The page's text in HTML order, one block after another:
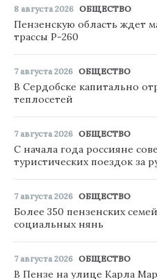
8 августа 2026 ОБЩЕСТВО
Пензенскую область ждет
трассы Р-260
7 августа 2026 ОБЩЕСТВО
В Сердобске капитально
теплосетей
7 августа 2026 ОБЩЕСТВО
С начала года россияне
туристических поездок за
7 августа 2026 ОБЩЕСТВО
Более 350 пензенских
социальных нянь
7 августа 2026 ОБЩЕСТВО
В Пензе на улице Карла